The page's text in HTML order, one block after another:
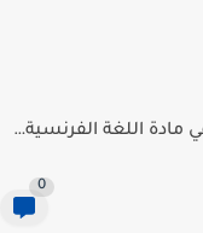
نموذج امتحان إقليمي في مادة اللغة الفرنسية للمستوى السادس...
0